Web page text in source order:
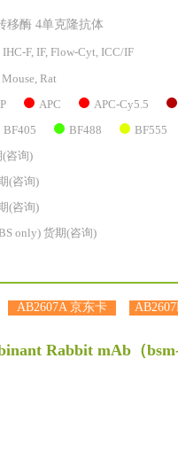
移酶 4单克隆抗体
F, IF, Flow-Cyt, ICC/IF
Rat
APC APC-Cy5.5
BF405 BF488 BF555
(咨询)
(咨询)
(咨询)
only) 货期(咨询)
AB2607A 京东卡
Rabbit mAb （